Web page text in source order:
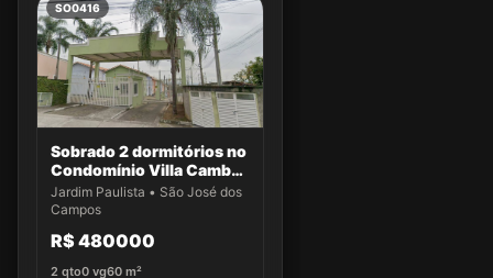
SO0416
Sobrado 2 dormitórios no
Condomínio Villa Cambuí
- Casa 059
Jardim Paulista • São José dos
Campos
R$ 480000
2 qto0 vg60 m²